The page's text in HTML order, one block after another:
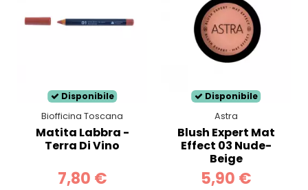
Disponibile
Biofficina Toscana
Matita Labbra -
Terra Di Vino
7,80 €
Disponibile
Astra
Blush Expert Mat
Effect 03 Nude-
Beige
5,90 €